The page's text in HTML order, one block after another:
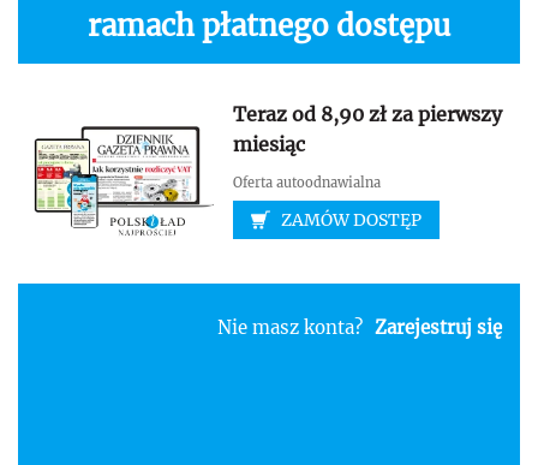
ramach płatnego dostępu
Teraz od 8,90 zł za pierwszy
miesiąc
Oferta autoodnawialna
ZAMÓW DOSTĘP
Nie masz konta? Zarejestruj się